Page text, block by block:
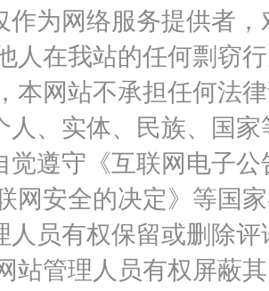
作为网络服务提供者
人在我站的任何剽窃
本网站不承担任何法
人、实体、民族、国
觉遵守《互联网电子
网安全的决定》等国
人员有权保留或删除
站管理人员有权屏蔽